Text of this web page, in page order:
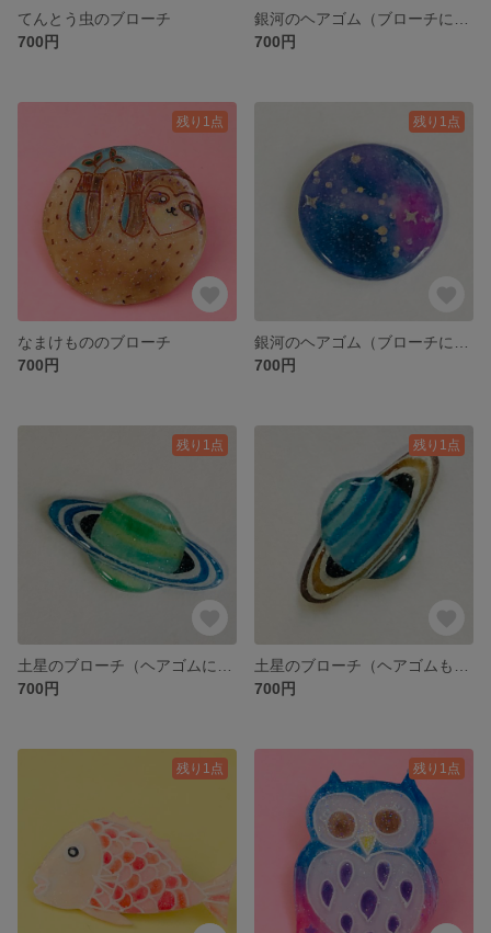
てんとう虫のブローチ
700円
700円
残り1点
なまけもののブローチ
700円
残り1点
700円
残り1点
700円
残り1点
700円
残り1点 残り1点